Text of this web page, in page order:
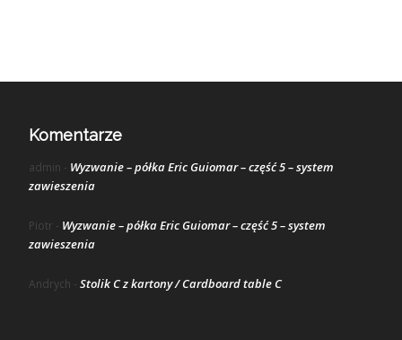
Komentarze
admin - Wyzwanie – półka Eric Guiomar – część 5 – system
zawieszenia
Piotr - Wyzwanie – półka Eric Guiomar – część 5 – system
zawieszenia
Andrych - Stolik C z kartony / Cardboard table C